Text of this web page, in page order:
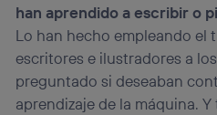
han aprendido a escribir o
Lo han hecho empleando el
escritores e ilustradores a
preguntado si deseaban
aprendizaje de la máquina.